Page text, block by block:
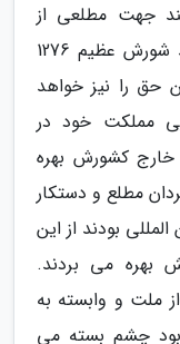
جهت مطلعی از
شورشهای مردم به پا خاستهٔ هند مانند شورش عظیم 1276
حق را نیز خواهد
مملکت خود در
خارج کشورش بهره
مطلع و دستکار
بودند از این
بهره می بردند.
ملت و وابسته به
بود چشم بسته می